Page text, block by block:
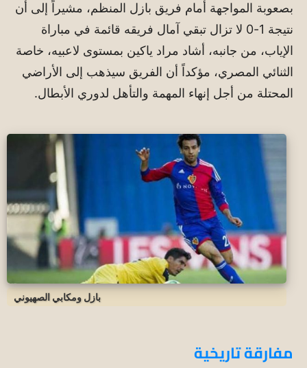
بصعوبة المواجهة أمام فريق بازل المنظم، مشيراً إلى أن
نتيجة 1-0 لا تزال تبقي آمال فريقه قائمة في مباراة
الإياب، من جانبه، أشاد مراد ياكين بمستوى لاعبيه، خاصة
الثنائي المصري، مؤكداً أن الفريق سيذهب إلى الأراضي
المحتلة من أجل إنهاء المهمة والتأهل لدوري الأبطال.
بازل ومكابي الصهيوني
مفارقة تاريخية